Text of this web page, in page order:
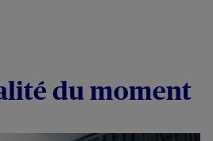
du moment